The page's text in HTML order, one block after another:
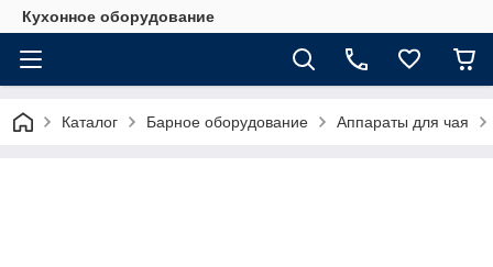
Кухонное оборудование
Каталог Барное оборудование Аппараты для чая